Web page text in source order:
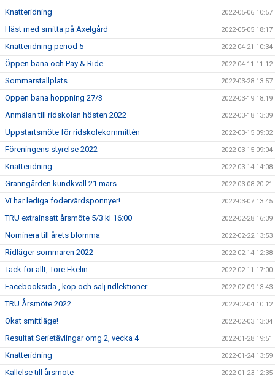
Knatteridning 2022-05-06 10:57
Häst med smitta på Axelgård 2022-05-05 18:17
Knatteridning period 5 2022-04-21 10:34
Öppen bana och Pay & Ride 2022-04-11 11:12
Sommarstallplats 2022-03-28 13:57
Öppen bana hoppning 27/3 2022-03-19 18:19
Anmälan till ridskolan hösten 2022 2022-03-18 13:39
Uppstartsmöte för ridskolekommittén 2022-03-15 09:32
Föreningens styrelse 2022 2022-03-15 09:04
Knatteridning 2022-03-14 14:08
Granngården kundkväll 21 mars 2022-03-08 20:21
Vi har lediga fodervärdsponnyer! 2022-03-07 13:45
TRU extrainsatt årsmöte 5/3 kl 16:00 2022-02-28 16:39
Nominera till årets blomma 2022-02-22 13:53
Ridläger sommaren 2022 2022-02-14 12:38
Tack för allt, Tore Ekelin 2022-02-11 17:00
Facebooksida , köp och sälj ridlektioner 2022-02-09 13:43
TRU Årsmöte 2022 2022-02-04 10:12
Ökat smittläge! 2022-02-03 13:04
Resultat Serietävlingar omg 2, vecka 4 2022-01-28 19:51
Knatteridning 2022-01-24 13:59
Kallelse till årsmöte 2022-01-23 12:35